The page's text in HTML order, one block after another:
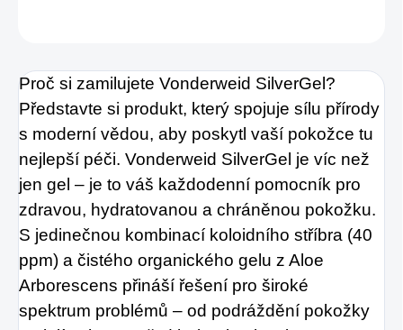
Proč si zamilujete Vonderweid SilverGel?
Představte si produkt, který spojuje sílu přírody
s moderní vědou, aby poskytl vaší pokožce tu
nejlepší péči. Vonderweid SilverGel je víc než
jen gel – je to váš každodenní pomocník pro
zdravou, hydratovanou a chráněnou pokožku.
S jedinečnou kombinací koloidního stříbra (40
ppm) a čistého organického gelu z Aloe
Arborescens přináší řešení pro široké
spektrum problémů – od podráždění pokožky